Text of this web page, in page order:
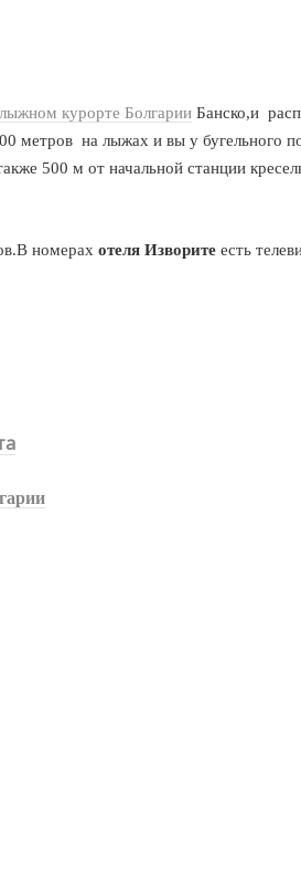
курорте Болгарии Банско,и
метров на лыжах и вы у бугельного
500 м от начальной станции
номерах отеля Изворите есть